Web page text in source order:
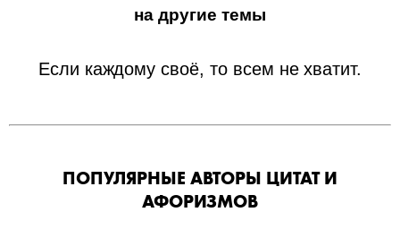
на другие темы
Если каждому своё, то всем не хватит.
ПОПУЛЯРНЫЕ АВТОРЫ ЦИТАТ И
АФОРИЗМОВ